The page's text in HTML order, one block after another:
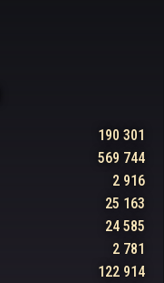
190 301
569 744
2 916
25 163
24 585
2 781
122 914